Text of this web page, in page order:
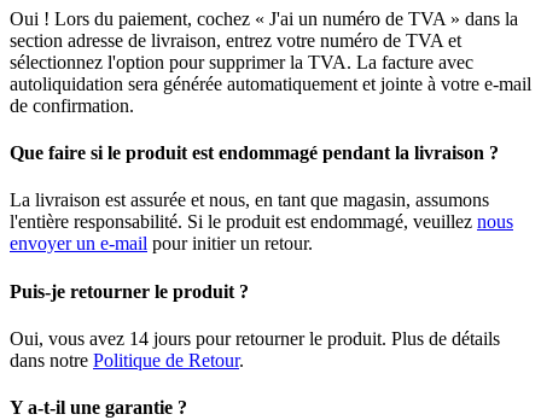
Oui ! Lors du paiement, cochez « J'ai un numéro de TVA » dans la
section adresse de livraison, entrez votre numéro de TVA et
sélectionnez l'option pour supprimer la TVA. La facture avec
autoliquidation sera générée automatiquement et jointe à votre e-mail
de confirmation.
Que faire si le produit est endommagé pendant la livraison ?
La livraison est assurée et nous, en tant que magasin, assumons
l'entière responsabilité. Si le produit est endommagé, veuillez nous
envoyer un e-mail pour initier un retour.
Puis-je retourner le produit ?
Oui, vous avez 14 jours pour retourner le produit. Plus de détails
dans notre Politique de Retour.
Y a-t-il une garantie ?